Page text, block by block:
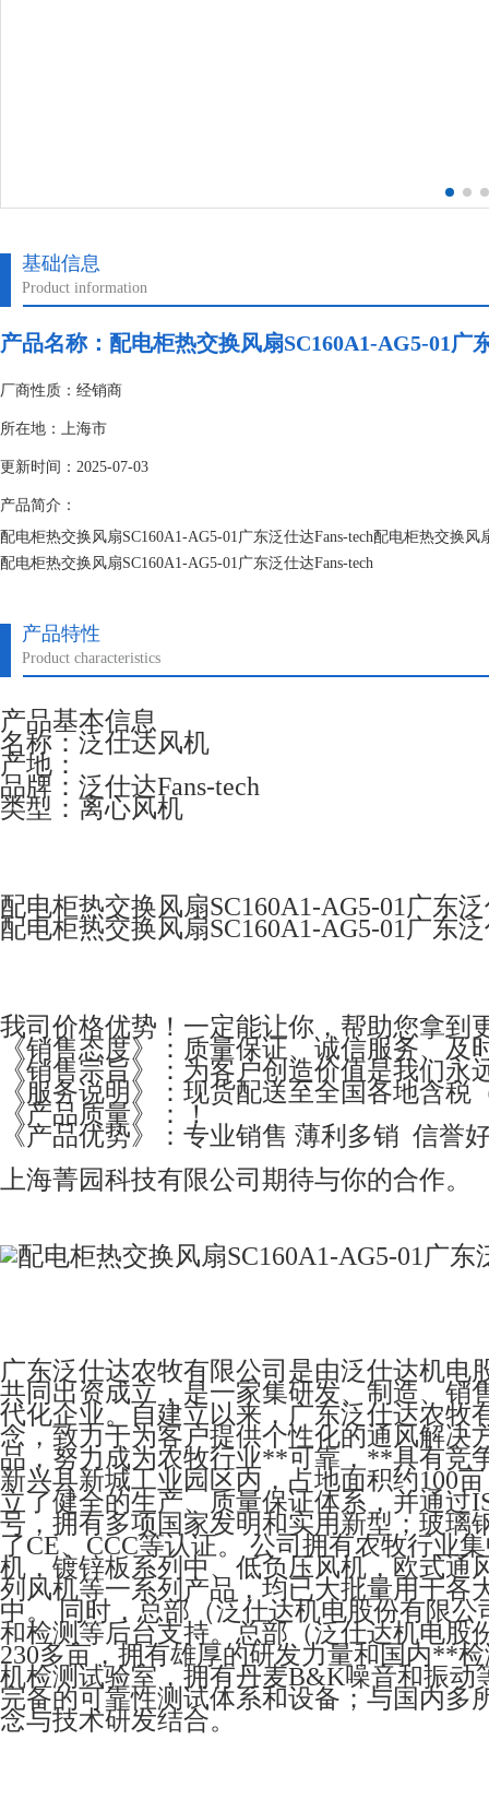
基础信息
Product information
产品名称：配电柜热交换风扇SC160A1-AG5-01广
厂商性质：经销商
所在地：上海市
更新时间：2025-07-03
产品简介：
配电柜热交换风扇SC160A1-AG5-01广东泛仕达Fans-tech配电柜热交换风
配电柜热交换风扇SC160A1-AG5-01广东泛仕达Fans-tech
产品特性
Product characteristics
产品基本信息
名称：泛仕达风机
产地：
品牌：泛仕达Fans-tech
类型：离心风机
配电柜热交换风扇SC160A1-AG5-01广东泛
配电柜热交换风扇SC160A1-AG5-01广东泛
我司价格优势！一定能让你，帮助您拿到
《销售态度》：质量保证、诚信服务、及
《销售宗旨》：为客户创造价值是我们永
《服务说明》：现货配送至全国各地含税
《产品质量》：！
《产品优势》：专业销售 薄利多销 信誉
上海菁园科技有限公司期待与你的合作。
广东泛仕达农牧有限公司是由泛仕达机
共同出资成立，是一家集研发、制造、销
代化企业。自建立以来，广东泛仕达农牧
念，致力于为客户提供个性化的通风解决
品，努力成为农牧行业**可靠，**具有竞
新兴县新城工业园区内，占地面积约100
立了健全的生产、质量保证体系，并通过
号，拥有多项国家发明和实用新型；玻璃
了CE、CCC等认证。 公司拥有农牧行业
机，镀锌板系列中、低负压风机，欧式通
列风机等一系列产品，均已大批量用于各
中。 同时，总部（泛仕达机电股份有限
和检测等后台支持。总部（泛仕达机电股
230多亩，拥有雄厚的研发力量和国内**
机检测试验室，拥有丹麦B&K噪音和振
完备的可靠性测试体系和设备；与国内多
念与技术研发结合。